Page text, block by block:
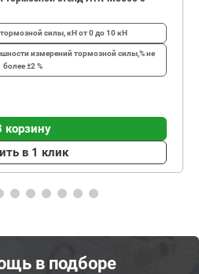
силы, кНот 0 до 10 кН
измерений тормозной силы,%не
более ±2 %
корзину
в 1 клик
в подборе